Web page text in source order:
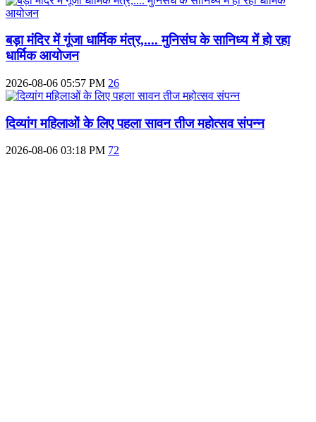
बड़ा मंदिर में गूंजा धार्मिक मंत्र,.... मुनिसंघ के सानिध्य में हो रहा
धार्मिक आयोजन
2026-08-06 05:57 PM 26
दिव्यांग महिलाओं के लिए पहला सावन तीज महोत्सव संपन्न
2026-08-06 03:18 PM 72